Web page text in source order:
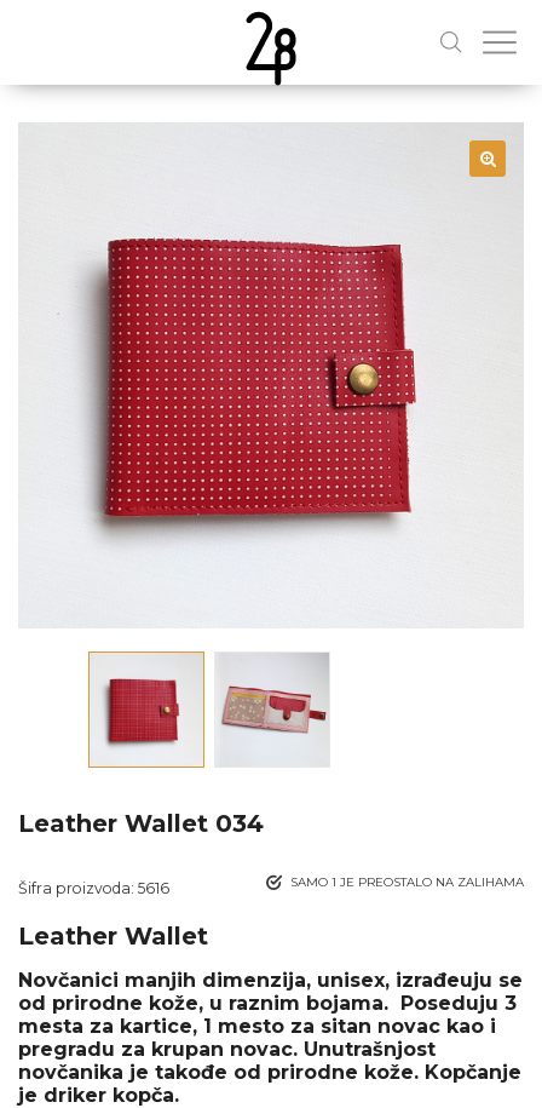
Leather Wallet 034
SAMO 1 JE PREOSTALO NA ZALIHAMA
Šifra proizvoda: 5616
Leather Wallet
Novčanici manjih dimenzija, unisex, izrađeuju se
od prirodne kože, u raznim bojama. Poseduju 3
mesta za kartice, 1 mesto za sitan novac kao i
pregradu za krupan novac. Unutrašnjost
novčanika je takođe od prirodne kože. Kopčanje
je driker kopča.